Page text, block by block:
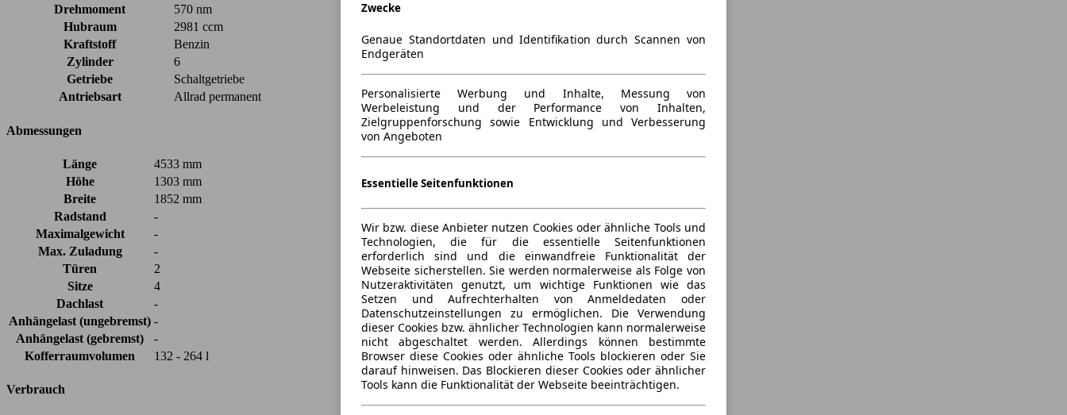
Drehmoment
570 nm
Hubraum
2981 ccm
Kraftstoff
Benzin
Zylinder
6
Getriebe
Schaltgetriebe
Antriebsart
Allrad permanent
Abmessungen
Länge
4533 mm
Höhe
1303 mm
Breite
1852 mm
Radstand
-
Maximalgewicht
-
Max. Zuladung
-
Türen
2
Sitze
4
Dachlast
-
Anhängelast (ungebremst) -
Anhängelast (gebremst)
-
Kofferraumvolumen
132 - 264 l
Verbrauch
Zwecke
Genaue Standortdaten und Identifikation durch Scannen von
Endgeräten
Personalisierte Werbung und Inhalte, Messung von
Werbeleistung und der Performance von Inhalten,
Zielgruppenforschung sowie Entwicklung und Verbesserung
von Angeboten
Essentielle Seitenfunktionen
Wir bzw. diese Anbieter nutzen Cookies oder ähnliche Tools und
Technologien, die für die essentielle Seitenfunktionen
erforderlich sind und die einwandfreie Funktionalität der
Webseite sicherstellen. Sie werden normalerweise als Folge von
Nutzeraktivitäten genutzt, um wichtige Funktionen wie das
Setzen und Aufrechterhalten von Anmeldedaten oder
Datenschutzeinstellungen zu ermöglichen. Die Verwendung
dieser Cookies bzw. ähnlicher Technologien kann normalerweise
nicht abgeschaltet werden. Allerdings können bestimmte
Browser diese Cookies oder ähnliche Tools blockieren oder Sie
darauf hinweisen. Das Blockieren dieser Cookies oder ähnlicher
Tools kann die Funktionalität der Webseite beeinträchtigen.